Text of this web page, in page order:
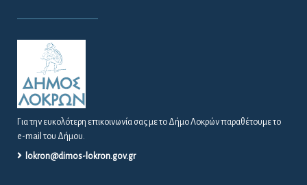
Για την ευκολότερη επικοινωνία σας με το Δήμο Λοκρών παραθέτουμε το
e-mail του Δήμου.
lokron@dimos-lokron.gov.gr